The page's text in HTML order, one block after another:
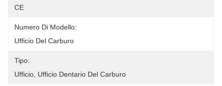
CE
Numero Di Modello:
Ufficio Del Carburo
Tipo:
Ufficio, Ufficio Dentario Del Carburo